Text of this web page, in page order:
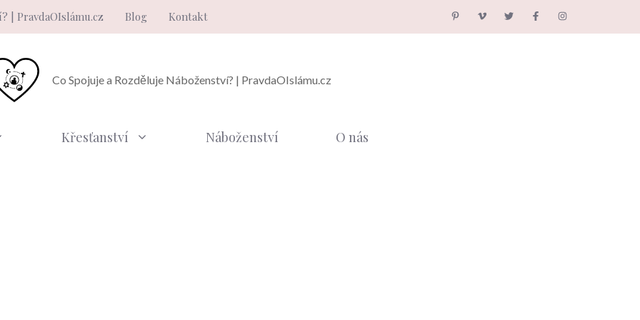
| PravdaOIslámu.cz Blog Kontakt
Co Spojuje a Rozděluje Náboženství? | PravdaOIslámu.cz
Křesťanství Náboženství O nás